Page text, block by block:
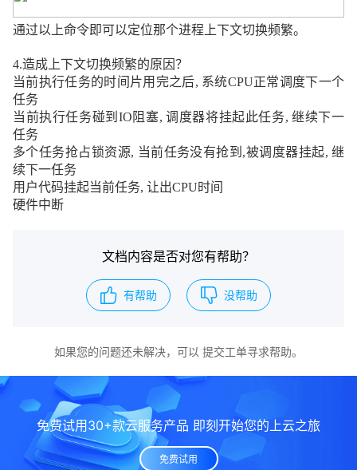
通过以上命令即可以定位那个进程上下文切换频繁。
4.造成上下文切换频繁的原因？
当前执行任务的时间片用完之后, 系统CPU正常调度下一个
任务
当前执行任务碰到 IO 阻塞,调度器将挂起此任务,继续下一
任务
多个任务抢占锁资源, 当前任务没有抢到 ,被调度器挂起,继
续下一任务
用户代码挂起当前任务, 让出CPU时间
硬件中断
文档内容是否对您有帮助？
有帮助 没帮助
如果您的问题还未解决，可以 提交工单寻求帮助。
免费试用30+款云服务产品 即刻开始您的上云之旅
免费试用